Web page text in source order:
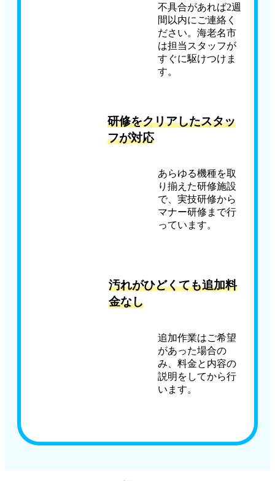
不具合があれば2週
間以内にご連絡く
ださい。海老名市
は担当スタッフが
すぐに駆けつけま
す。
研修をクリアしたスタッ
フが対応
あらゆる機種を取
り揃えた研修施設
で、実技研修から
マナー研修まで行
っています。
汚れがひどくても追加料
金なし
追加作業はご希望
があった場合の
み、料金と内容の
説明をしてから行
います。